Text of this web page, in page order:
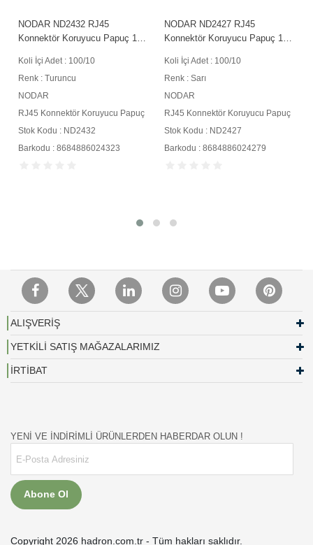
NODAR ND2432 RJ45
Konnektör Koruyucu Papuç 100
Koli İçi Adet : 100/10
Renk : Turuncu
NODAR
RJ45 Konnektör Koruyucu Papuç
Stok Kodu : ND2432
Barkodu : 8684886024323
NODAR ND2427 RJ45
Konnektör Koruyucu Papuç 100
Koli İçi Adet : 100/10
Renk : Sarı
NODAR
RJ45 Konnektör Koruyucu Papuç
Stok Kodu : ND2427
Barkodu : 8684886024279
ALIŞVERİŞ
YETKİLİ SATIŞ MAĞAZALARIMIZ
İRTİBAT
YENİ VE İNDİRİMLİ ÜRÜNLERDEN HABERDAR OLUN !
Abone Ol
Copyright 2026 hadron.com.tr - Tüm hakları saklıdır.